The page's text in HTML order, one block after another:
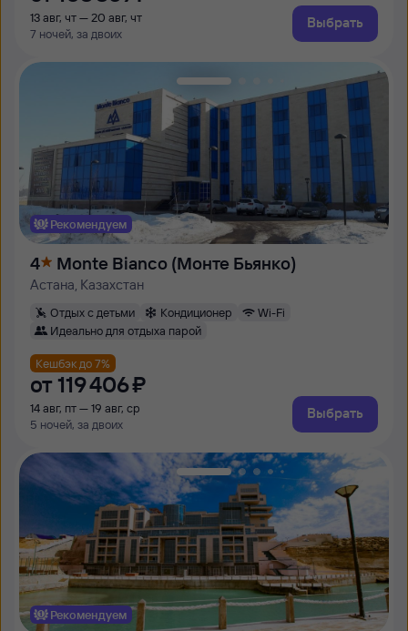
13 авг, чт — 20 авг, чт
7 ночей, за двоих
Выбрать
Рекомендуем
4 Monte Bianco (Монте Бьянко)
Астана, Казахстан
Отдых с детьми Кондиционер
Wi-Fi
Идеально для отдыха парой
Кешбэк до 7%
от 119 ⁠406 ⁠₽
14 авг, пт — 19 авг, ср
5 ночей, за двоих
Выбрать
Рекомендуем